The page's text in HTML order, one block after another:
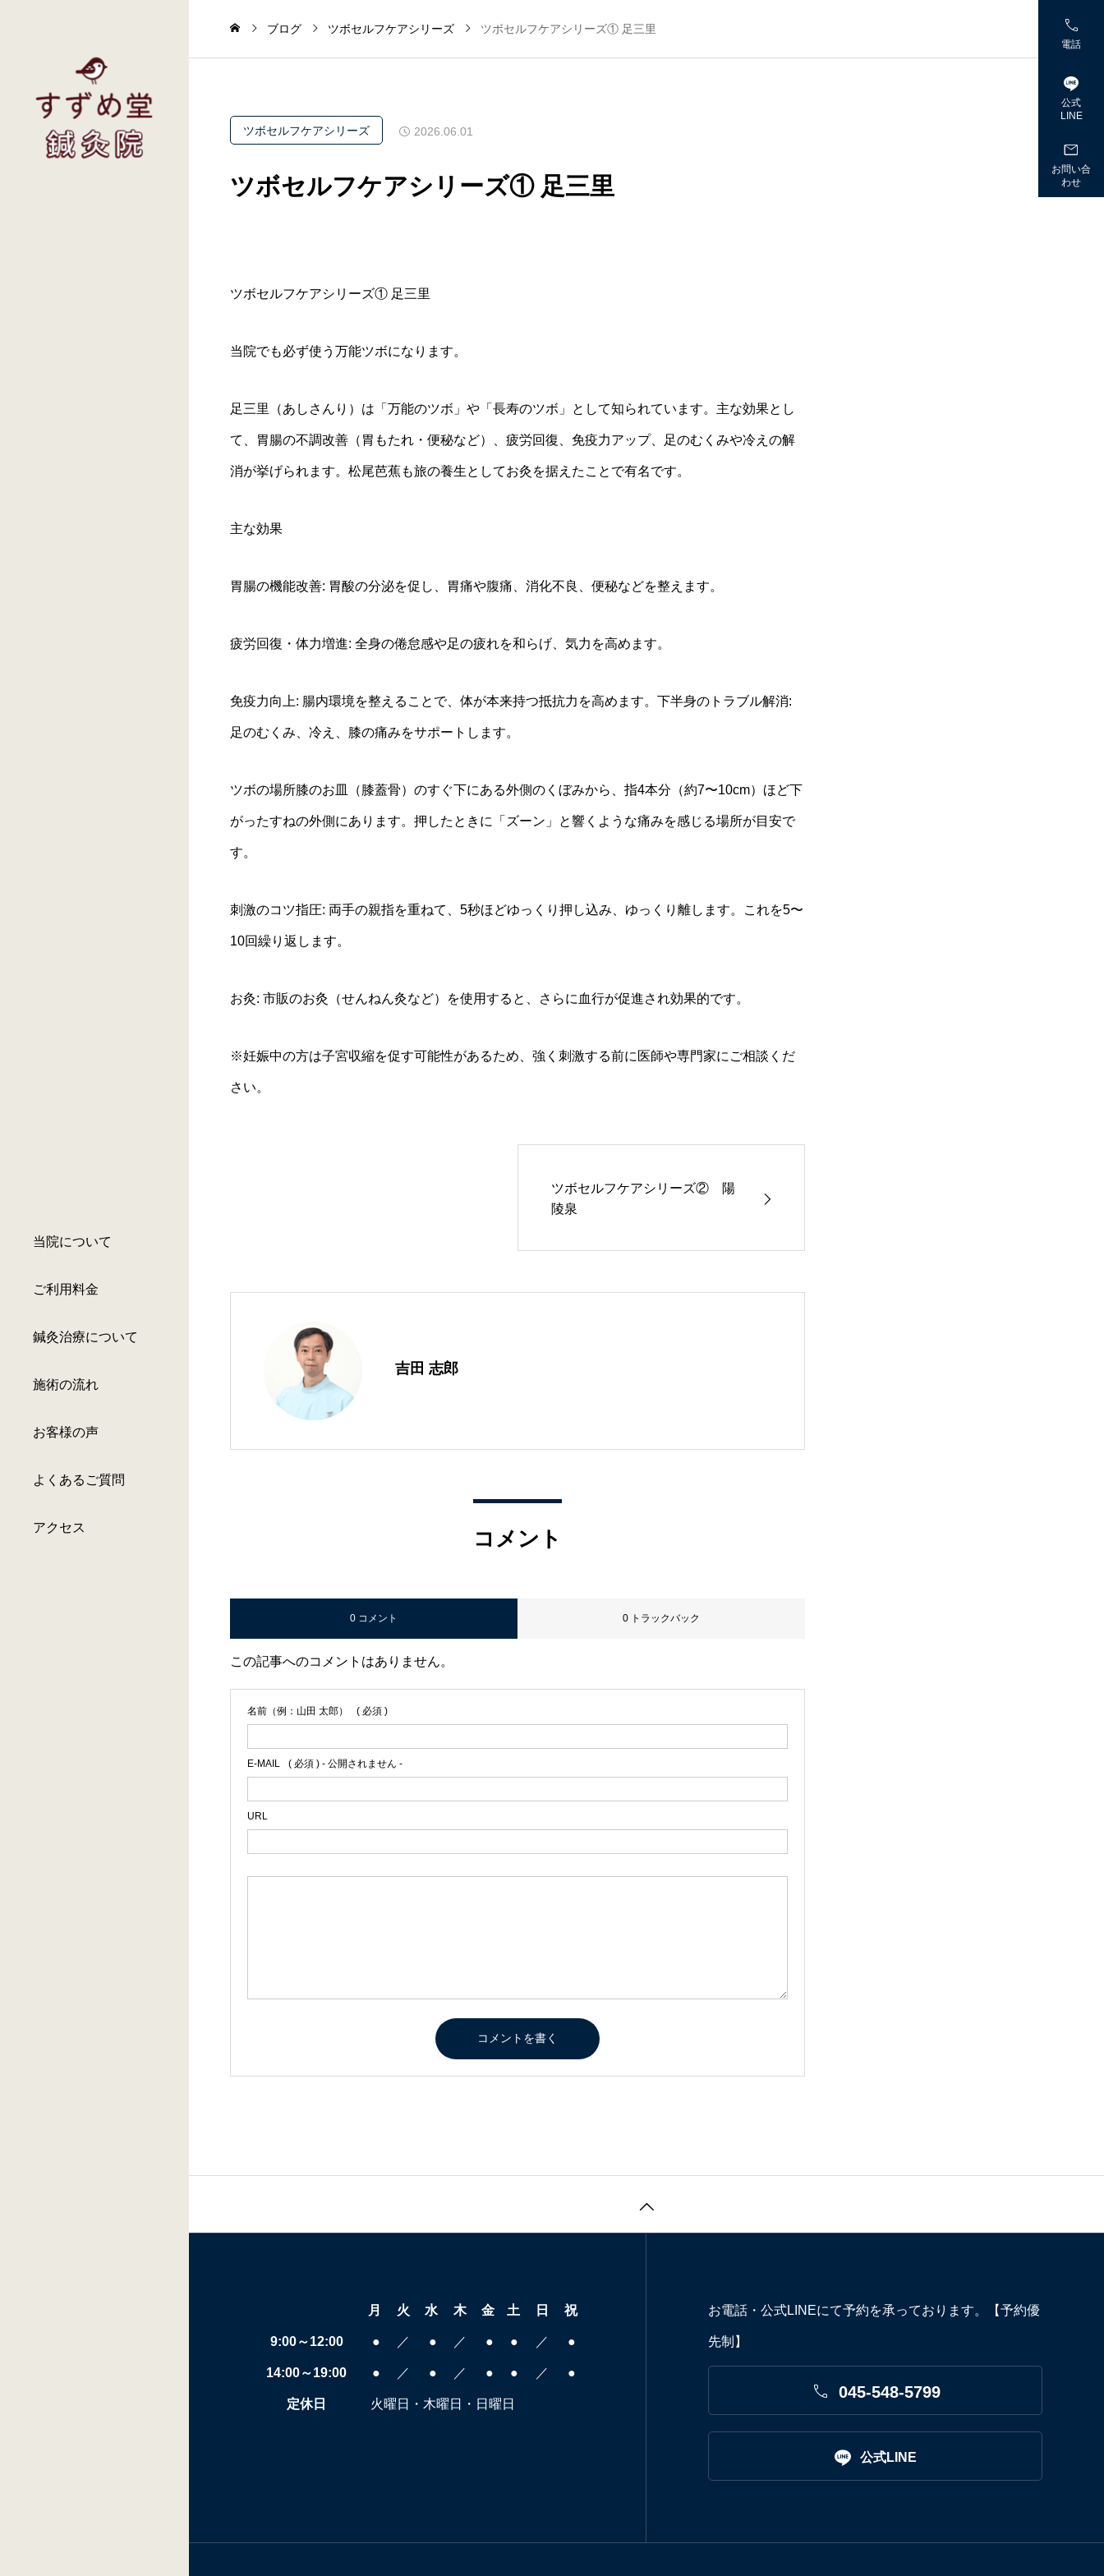
当院について
ご利用料金
鍼灸治療について
施術の流れ
お客様の声
よくあるご質問
アクセス

電話

公式
LINE

お問い合
わせ
ブログ ツボセルフケアシリーズ ツボセルフケアシリーズ① 足三里
ツボセルフケアシリーズ 2026.06.01
ツボセルフケアシリーズ① 足三里
ツボセルフケアシリーズ① 足三里
当院でも必ず使う万能ツボになります。
足三里（あしさんり）は「万能のツボ」や「長寿のツボ」として知られています。主な効果とし
て、胃腸の不調改善（胃もたれ・便秘など）、疲労回復、免疫力アップ、足のむくみや冷えの解
消が挙げられます。松尾芭蕉も旅の養生としてお灸を据えたことで有名です。
主な効果
胃腸の機能改善: 胃酸の分泌を促し、胃痛や腹痛、消化不良、便秘などを整えます。
疲労回復・体力増進: 全身の倦怠感や足の疲れを和らげ、気力を高めます。
免疫力向上: 腸内環境を整えることで、体が本来持つ抵抗力を高めます。下半身のトラブル解消:
足のむくみ、冷え、膝の痛みをサポートします。
ツボの場所膝のお皿（膝蓋骨）のすぐ下にある外側のくぼみから、指4本分（約7〜10cm）ほど下
がったすねの外側にあります。押したときに「ズーン」と響くような痛みを感じる場所が目安で
す。
刺激のコツ指圧: 両手の親指を重ねて、5秒ほどゆっくり押し込み、ゆっくり離します。これを5〜
10回繰り返します。
お灸: 市販のお灸（せんねん灸など）を使用すると、さらに血行が促進され効果的です。
※妊娠中の方は子宮収縮を促す可能性があるため、強く刺激する前に医師や専門家にご相談くだ
さい。
ツボセルフケアシリーズ② 陽
陵泉
吉田 志郎
コメント
0 コメント 0 トラックバック
この記事へのコメントはありません。
名前（例：山田 太郎） ( 必須 )
E-MAIL ( 必須 ) - 公開されません -
URL
月 火 水 木 金 土 日 祝
9:00～12:00 ● ／ ● ／ ● ● ／ ●
14:00～19:00 ● ／ ● ／ ● ● ／ ●
定休日 火曜日・木曜日・日曜日
お電話・公式LINEにて予約を承っております。【予約優
先制】
 045-548-5799
 公式LINE